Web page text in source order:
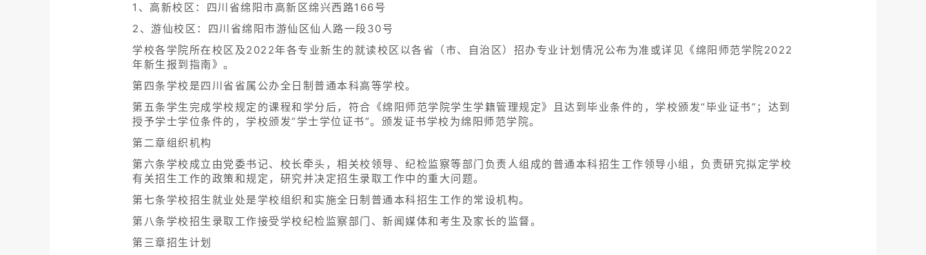
1、高新校区：四川省绵阳市高新区绵兴西路166号
2、游仙校区：四川省绵阳市游仙区仙人路一段30号
学校各学院所在校区及2022年各专业新生的就读校区以各省（市、自治区）招办专业计划情况公布为准或详见《绵阳师范学院2022
年新生报到指南》。
第四条学校是四川省省属公办全日制普通本科高等学校。
第五条学生完成学校规定的课程和学分后，符合《绵阳师范学院学生学籍管理规定》且达到毕业条件的，学校颁发“毕业证书”；达到
授予学士学位条件的，学校颁发“学士学位证书”。颁发证书学校为绵阳师范学院。
第二章组织机构
第六条学校成立由党委书记、校长牵头，相关校领导、纪检监察等部门负责人组成的普通本科招生工作领导小组，负责研究拟定学校
有关招生工作的政策和规定，研究并决定招生录取工作中的重大问题。
第七条学校招生就业处是学校组织和实施全日制普通本科招生工作的常设机构。
第八条学校招生录取工作接受学校纪检监察部门、新闻媒体和考生及家长的监督。
第三章招生计划